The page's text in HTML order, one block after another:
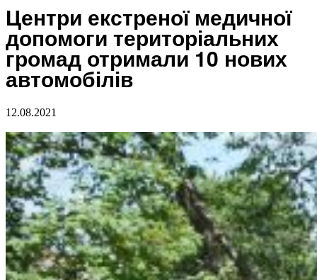
Центри екстреної медичної
допомоги територіальних
громад отримали 10 нових
автомобілів
12.08.2021